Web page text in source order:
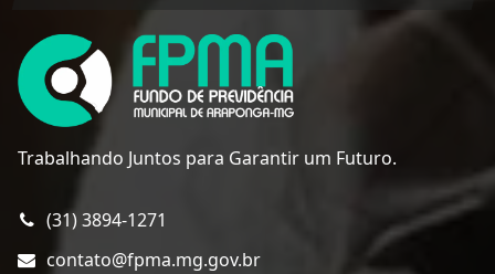
Trabalhando Juntos para Garantir um Futuro.
(31) 3894-1271
contato@fpma.mg.gov.br